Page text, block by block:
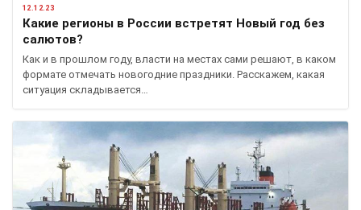
12.12.23
Какие регионы в России встретят Новый год без
салютов?
Как и в прошлом году, власти на местах сами решают, в каком
формате отмечать новогодние праздники. Расскажем, какая
ситуация складывается…